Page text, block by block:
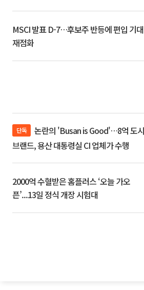
MSCI 발표 D-7…후보주 반등에 편입 기대
재점화
단독
브랜드, 용산 대통령실 CI 업체가 수행
2000억 수혈받은 홈플러스 ‘오늘 가오
픈’...13일 정식 개장 시험대